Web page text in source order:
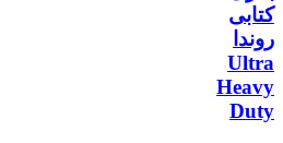
کتابی
روندا
Ultra
Heavy
Duty